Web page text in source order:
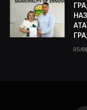
05/